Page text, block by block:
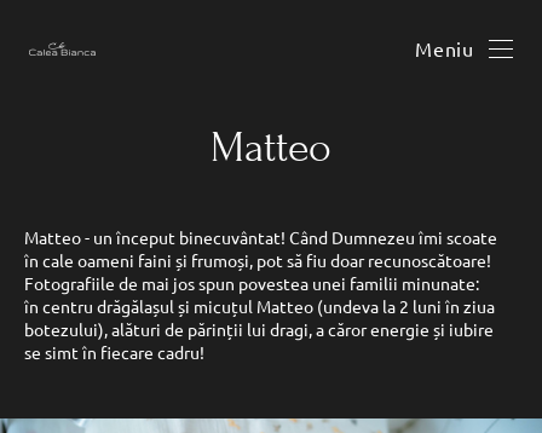
Meniu
Matteo
Matteo - un început binecuvântat! Când Dumnezeu îmi scoate
în cale oameni faini și frumoși, pot să fiu doar recunoscătoare!
Fotografiile de mai jos spun povestea unei familii minunate:
în centru drăgălașul și micuțul Matteo (undeva la 2 luni în ziua
botezului), alături de părinții lui dragi, a căror energie și iubire
se simt în fiecare cadru!